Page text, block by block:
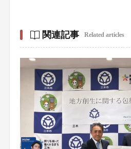
関連記事 Related articles